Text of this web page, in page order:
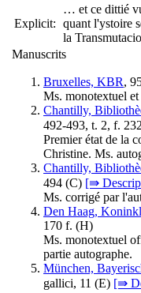
Explicit:
… et ce dittié
quant l'ystoire
la
Manuscrits
Bruxelles, KBR,
Ms. monotextuel et
Chantilly,
492-493, t. 2, f.
Premier état de la
Christine. Ms.
Chantilly,
494 (C) [⇛
Ms. corrigé par
Den Haag,
170 f. (H)
Ms. monotextuel
partie autographe.
München,
gallici, 11 (E) [⇛